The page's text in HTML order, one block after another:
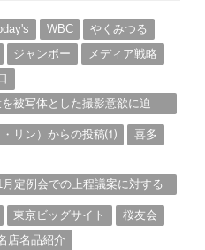
WBC
やくみつる
ジャンボー
メディア戦略
被写体とした撮影意欲に迫
・リン）からの投稿⑴
喜多
定例会での上程議案に対する
東京ビッグサイト
桜友会
店名品紹介